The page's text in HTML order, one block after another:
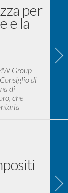
per
e la
Group
di
di
che